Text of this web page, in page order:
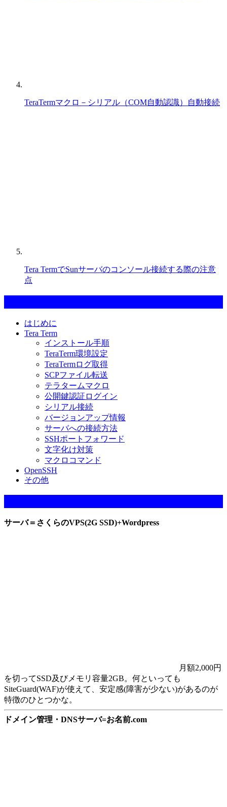
TeraTermマクロ－シリアル（COM自動認識）自動接続
Tera TermでSunサーバのコンソール接続する際の注意
点
はじめに
Tera Term
インストール手順
TeraTerm環境設定
TeraTermログ取得
SCPファイル転送
テラタームマクロ
公開鍵認証ログイン
シリアル接続
バージョンアップ情報
サーバへの接続方法
SSHポートフォワード
文字化け対策
マクロコマンド
OpenSSH
その他
サーバ＝さくらのVPS(2G SSD)+Wordpress
月額2,000円
を切ってSSD及びメモリ容量2GB。何といっても
SiteGuard(WAF)が使えて、安定感(障害が少ない)があるのが
特徴のひとつかな。
ドメイン管理・DNSサーバ=お名前.com